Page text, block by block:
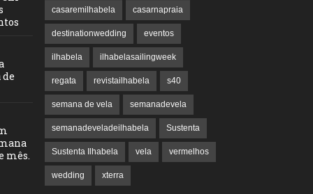
mês.
casaremilhabela casarnapraia
destinationwedding eventos
ilhabela ilhabelasailingweek
regata revistailhabela s40
semana de vela semanadevela
semanadeveladeilhabela Sustenta
Sustenta Ilhabela vela vermelhos
wedding xterra